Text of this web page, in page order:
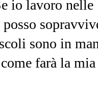
io lavoro nelle
sono in
farà la mia